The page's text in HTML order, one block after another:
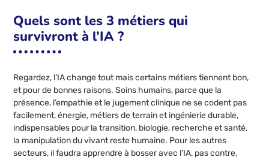
Quels sont les 3 métiers qui
survivront à l’IA ?
Regardez, l’IA change tout mais certains métiers tiennent bon,
et pour de bonnes raisons. Soins humains, parce que la
présence, l’empathie et le jugement clinique ne se codent pas
facilement, énergie, métiers de terrain et ingénierie durable,
indispensables pour la transition, biologie, recherche et santé,
la manipulation du vivant reste humaine. Pour les autres
secteurs, il faudra apprendre à bosser avec l’IA, pas contre,